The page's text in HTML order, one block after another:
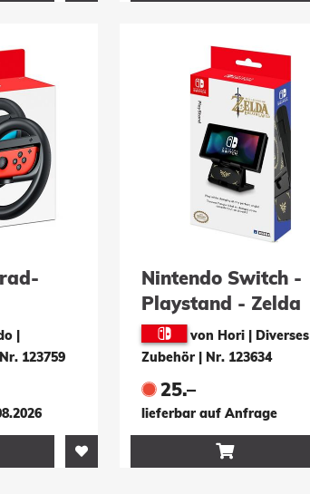
|
Nr. 123759
Nintendo Switch -
Playstand - Zelda
von Hori | Diverses
Zubehör | Nr. 123634
25.–
lieferbar auf Anfrage
